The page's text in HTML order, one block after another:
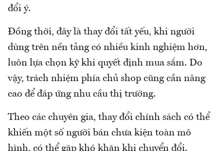
đổi ý.
Đồng thời, đây là thay đổi tất yếu, khi người
dùng trên nền tảng có nhiều kinh nghiệm hơn,
luôn lựa chọn kỹ khi quyết định mua sắm. Do
vậy, trách nhiệm phía chủ shop cũng cần nâng
cao để đáp ứng nhu cầu thị trường.
Theo các chuyên gia, thay đổi chính sách có thể
khiến một số người bán chưa kiện toàn mô
hình, có thể gặp khó khăn khi chuyển đổi.